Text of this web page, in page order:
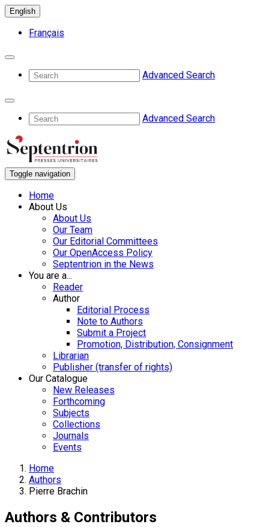
English
Français
Advanced Search
Advanced Search
Toggle navigation
Home
About Us
About Us
Our Team
Our Editorial Committees
Our OpenAccess Policy
Septentrion in the News
You are a...
Reader
Author
Editorial Process
Note to Authors
Submit a Project
Promotion, Distribution, Consignment
Librarian
Publisher (transfer of rights)
Our Catalogue
New Releases
Forthcoming
Subjects
Collections
Journals
Events
Home
Authors
Pierre Brachin
Authors & Contributors